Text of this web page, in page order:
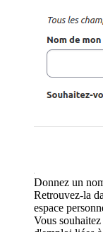
Donnez un
Retrouvez-la
espace
Vous